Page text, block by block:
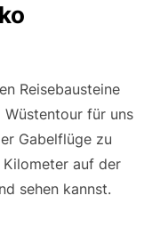
Reisebausteine
für uns
Gabelflüge zu
auf der
sehen kannst.